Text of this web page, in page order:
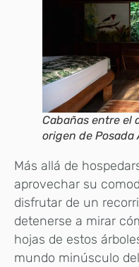
Cabañas entre el
origen de Posada
Más allá de
aprovechar su
disfrutar de un
detenerse a mirar
hojas de estos
mundo minúsculo